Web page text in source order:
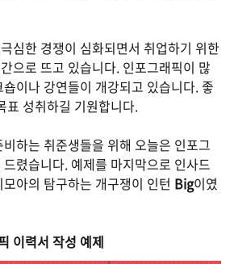
심한 경쟁이 심화되면서 취업하기 위한
으로 뜨고 있습니다. 인포그래픽이 많
이나 강연들이 개강되고 있습니다. 좋
표 성취하길 기원합니다.
하는 취준생들을 위해 오늘은 인포그
렸습니다. 예제를 마지막으로 인사드
아의 탐구하는 개구쟁이 인턴 Big이였
이력서 작성 예제